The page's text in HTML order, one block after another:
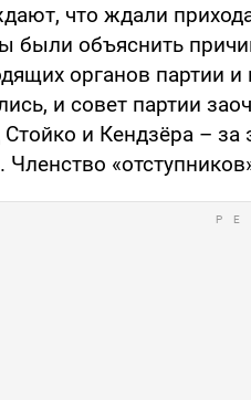
что ждали
были объяснить
органов партии
и совет партии
Стойко и Кендзёра –
Членство